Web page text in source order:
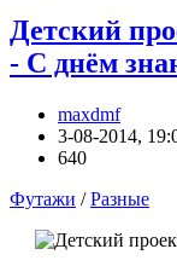
Детский
- С днём
maxdmf
3-08-2014,
640
Футажи /Разные